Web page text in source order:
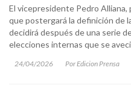
El vicepresidente Pedro
que postergará la definición de
decidirá después de una serie
elecciones internas que se
24/04/2026 Por Edicion Prensa